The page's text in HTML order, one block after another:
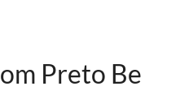
Preto Be